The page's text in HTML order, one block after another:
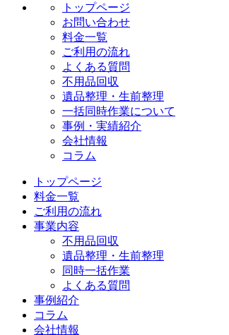
トップページ
お問い合わせ
料金一覧
ご利用の流れ
よくある質問
不用品回収
遺品整理・生前整理
一括同時作業について
事例・実績紹介
会社情報
コラム
トップページ
料金一覧
ご利用の流れ
事業内容
不用品回収
遺品整理・生前整理
同時一括作業
よくある質問
事例紹介
コラム
会社情報